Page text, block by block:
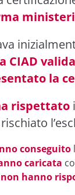
CIAD valida
la
rispettato
conseguito
caricata
non hanno